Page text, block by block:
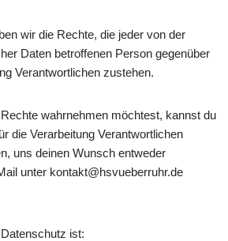
wir die Rechte, die jeder von der
Daten betroffenen Person gegenüber
Verantwortlichen zustehen.
wahrnehmen möchtest, kannst du
die Verarbeitung Verantwortlichen
uns deinen Wunsch entweder
unter kontakt@hsvueberruhr.de
ist: